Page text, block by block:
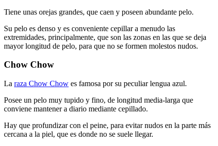
Tiene unas orejas grandes, que caen y poseen abundante pelo.
Su pelo es denso y es conveniente cepillar a menudo las
extremidades, principalmente, que son las zonas en las que se deja
mayor longitud de pelo, para que no se formen molestos nudos.
Chow Chow
La raza Chow Chow es famosa por su peculiar lengua azul.
Posee un pelo muy tupido y fino, de longitud media-larga que
conviene mantener a diario mediante cepillado.
Hay que profundizar con el peine, para evitar nudos en la parte más
cercana a la piel, que es donde no se suele llegar.